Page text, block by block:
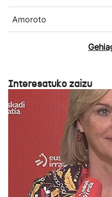
Amoroto
Interesatuko zaizu